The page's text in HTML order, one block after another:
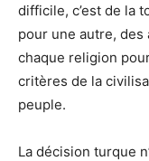
difficile, c’est de la
pour une autre,
chaque religion
critères de la
peuple.
La décision turque